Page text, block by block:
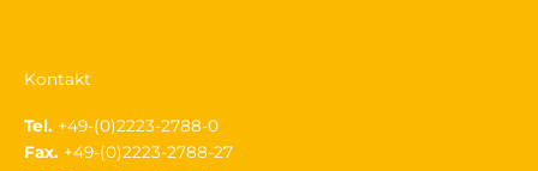
Kontakt
Tel. +49-(0)2223-2788-0
Fax. +49-(0)2223-2788-27